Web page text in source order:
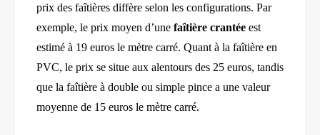
prix des faîtières diffère selon les configurations. Par
exemple, le prix moyen d’une faîtière crantée est
estimé à 19 euros le mètre carré. Quant à la faîtière en
PVC, le prix se situe aux alentours des 25 euros, tandis
que la faîtière à double ou simple pince a une valeur
moyenne de 15 euros le mètre carré.